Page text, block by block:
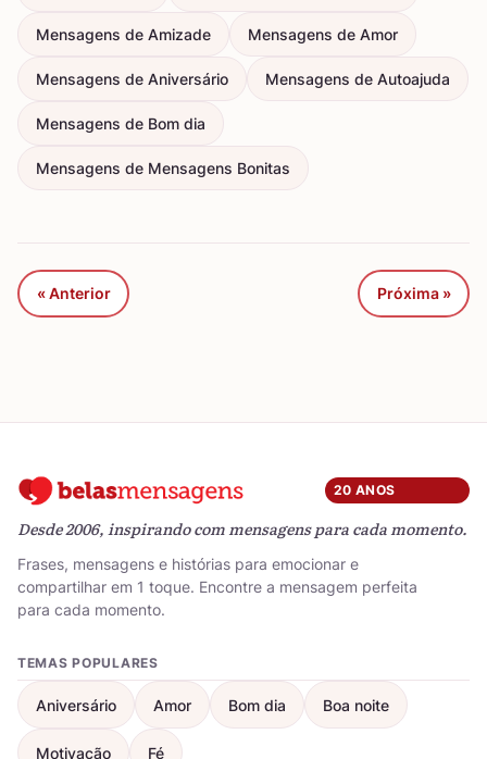
Mensagens de Amizade Mensagens de Amor
Mensagens de Aniversário Mensagens de Autoajuda
Mensagens de Bom dia
Mensagens de Mensagens Bonitas
« Anterior Próxima »
20 ANOS
Desde 2006, inspirando com mensagens para cada momento.
Frases, mensagens e histórias para emocionar e
compartilhar em 1 toque. Encontre a mensagem perfeita
para cada momento.
TEMAS POPULARES
Aniversário Amor Bom dia Boa noite
Motivação Fé